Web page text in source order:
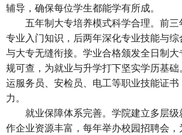
辅导，确保每位学生都能学有所成。
五年制大专培养模式科学合理。前三
专业入门知识，后两年深化专业技能与
与大专无缝衔接。学业合格颁发全日制
规可查，为就业与升学打下坚实学历基
运服务员、安检员、电工等职业技能证
力。
就业保障体系完善。学院建立多层级
作企业资源丰富，每年举办校园招聘会